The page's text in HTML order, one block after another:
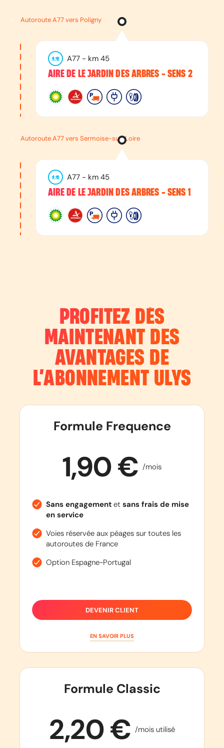
Autoroute A77 vers Poligny
A77 - km 45
AIRE DE LE JARDIN DES ARBRES - SENS 2
Autoroute A77 vers Sermoise-sur-Loire
A77 - km 45
AIRE DE LE JARDIN DES ARBRES - SENS 1
PROFITEZ DÈS
MAINTENANT DES
AVANTAGES DE
L’ABONNEMENT ULYS
Formule Frequence
1,90 € /mois
Sans engagementet sans frais de mise
en service
Voies réservée aux péages sur toutes les
autoroutes de France
Option Espagne-Portugal
DEVENIR CLIENT
EN SAVOIR PLUS
Formule Classic
2,20 € /mois utilisé